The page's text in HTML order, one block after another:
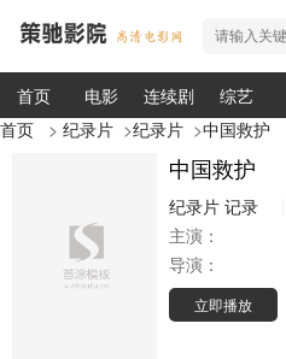
首页 电影 连续剧 综艺
首页 > 纪录片 >纪录片 >中国救护
中国救护
纪录片 记录
主演：
导演：
立即播放